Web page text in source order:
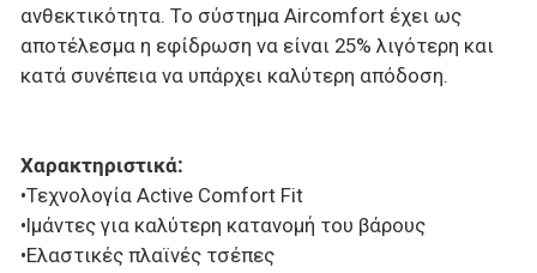
ανθεκτικότητα. Το σύστημα Aircomfort έχει ως
αποτέλεσμα η εφίδρωση να είναι 25% λιγότερη και
κατά συνέπεια να υπάρχει καλύτερη απόδοση.
Χαρακτηριστικά:
•Τεχνολογία Active Comfort Fit
•Ιμάντες για καλύτερη κατανομή του βάρους
•Ελαστικές πλαϊνές τσέπες